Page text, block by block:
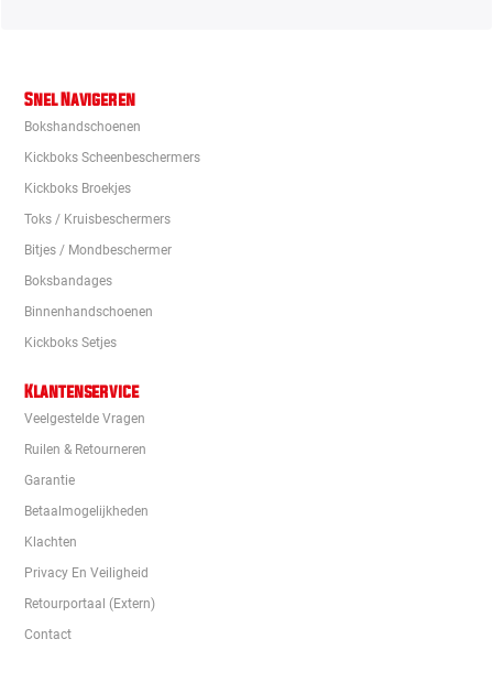
Snel Navigeren
Bokshandschoenen
Kickboks Scheenbeschermers
Kickboks Broekjes
Toks / Kruisbeschermers
Bitjes / Mondbeschermer
Boksbandages
Binnenhandschoenen
Kickboks Setjes
Klantenservice
Veelgestelde Vragen
Ruilen & Retourneren
Garantie
Betaalmogelijkheden
Klachten
Privacy En Veiligheid
Retourportaal (extern)
Contact